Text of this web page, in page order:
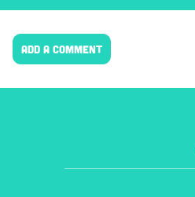
ADD A COMMENT